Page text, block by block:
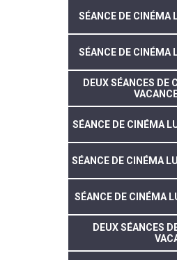
SÉANCE DE CINÉMA
SÉANCE DE CINÉMA
DEUX SÉANCES DE
SÉANCE DE CINÉMA
SÉANCE DE CINÉMA
SÉANCE DE CINÉMA
DEUX SÉANCES